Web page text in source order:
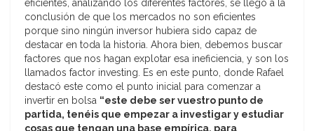
eficientes, analizando los diferentes factores, se llegó a la
conclusión de que los mercados no son eficientes
porque sino ningún inversor hubiera sido capaz de
destacar en toda la historia. Ahora bien, debemos buscar
factores que nos hagan explotar esa ineficiencia, y son los
llamados factor investing. Es en este punto, donde Rafael
destacó este como el punto inicial para comenzar a
invertir en bolsa “este debe ser vuestro punto de
partida, tenéis que empezar a investigar y estudiar
cosas que tengan una base empírica, para